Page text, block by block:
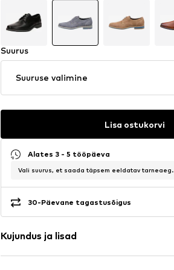
Suurus
Suuruse valimine
Lisa ostukorvi
Alates 3 - 5 tööpäeva
Vali suurus, et saada täpsem eeldatav tarneaeg.
30-Päevane tagastusõigus
Kujundus ja lisad